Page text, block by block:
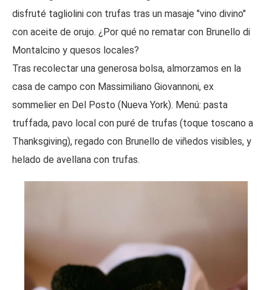
disfruté tagliolini con trufas tras un masaje "vino divino"
con aceite de orujo. ¿Por qué no rematar con Brunello di
Montalcino y quesos locales?
Tras recolectar una generosa bolsa, almorzamos en la
casa de campo con Massimiliano Giovannoni, ex
sommelier en Del Posto (Nueva York). Menú: pasta
truffada, pavo local con puré de trufas (toque toscano a
Thanksgiving), regado con Brunello de viñedos visibles, y
helado de avellana con trufas.